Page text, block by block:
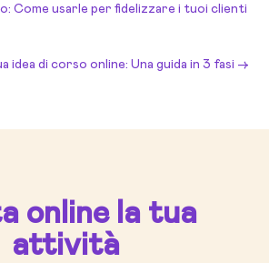
Come usarle per fidelizzare i tuoi clienti
idea di corso online: Una guida in 3 fasi →
online la tua
attività